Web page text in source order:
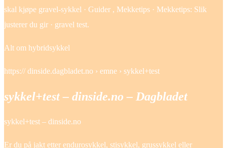
skal kjøpe gravel-sykkel · Guider , Mekketips · Mekketips: Slik
justerer du gir · gravel test.
Alt om hybridsykkel
https:// dinside.dagbladet.no › emne › sykkel+test
sykkel+test – dinside.no – Dagbladet
sykkel+test – dinside.no
Er du på jakt etter endurosykkel, stisykkel, grussykkel eller